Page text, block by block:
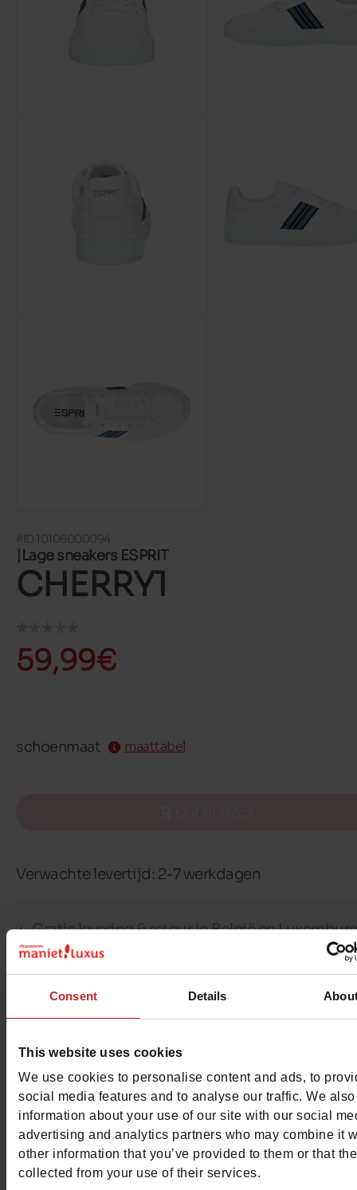
Consent Details
This website uses cookies
We use cookies to personalise content and ads, to
social media features and to analyse our traffic. We
information about your use of our site with our social
advertising and analytics partners who may combine it
other information that you’ve provided to them or that
collected from your use of their services.
#ID 10106000094
Lage sneakers ESPRIT
CHERRY1
59,99€
schoenmaat maattabel
Verwachte levertijd: 2-7 werkdagen
Gratis levering & retour in België en
30 dagen om te ruilen of je geld terug te
100% veilige betaling met Ingenico -
Dit artikel kan niet gereserveerd worden
Detail